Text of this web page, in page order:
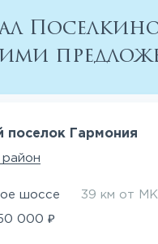
поселок Гармония
шоссе 39 км от
000 ₽